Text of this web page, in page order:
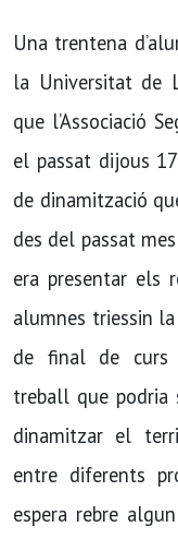
Una trentena
la Universitat de
que l’Associació
el passat dijous
de dinamització
des del passat
era presentar els
alumnes triessin
de final de curs
treball que
dinamitzar el
entre diferents
espera rebre